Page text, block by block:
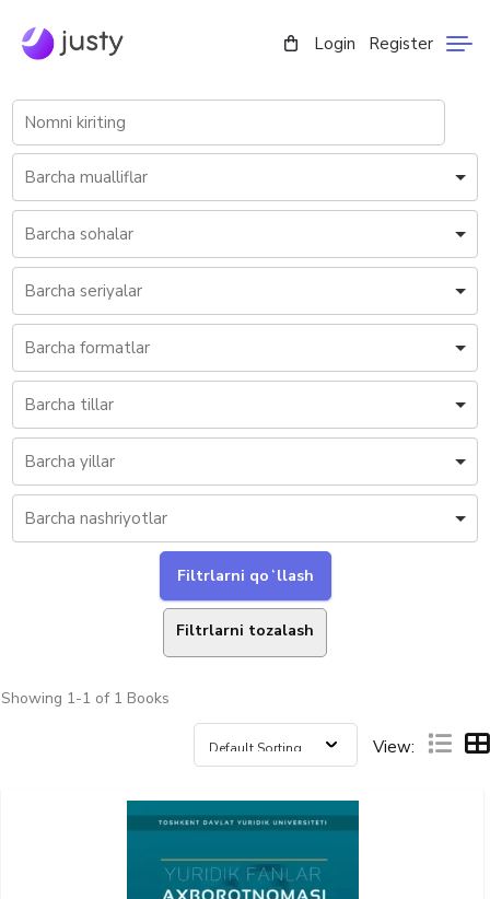
Login Register
Filtrlarni tozalash
Showing 1-1 of 1 Books
View: